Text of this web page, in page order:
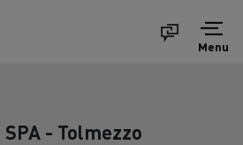
Menu
SPA - Tolmezzo